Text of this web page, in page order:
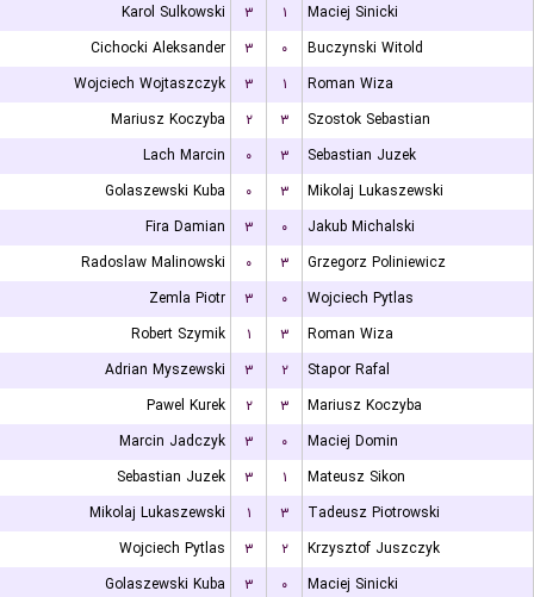
Karol Sulkowski
۳ ۱
Maciej Sinicki
Cichocki Aleksander
۳ ۰
Buczynski Witold
Wojciech Wojtaszczyk
۳ ۱
Roman Wiza
Mariusz Koczyba
۲ ۳
Szostok Sebastian
Lach Marcin
۰ ۳
Sebastian Juzek
Golaszewski Kuba
۰ ۳
Mikolaj Lukaszewski
Fira Damian
۳ ۰
Jakub Michalski
Radoslaw Malinowski
۰ ۳
Grzegorz Poliniewicz
Zemla Piotr
۳ ۰
Wojciech Pytlas
Robert Szymik
۱ ۳
Roman Wiza
Adrian Myszewski
۳ ۲
Stapor Rafal
Pawel Kurek
۲ ۳
Mariusz Koczyba
Marcin Jadczyk
۳ ۰
Maciej Domin
Sebastian Juzek
۳ ۱
Mateusz Sikon
Mikolaj Lukaszewski
۱ ۳
Tadeusz Piotrowski
Wojciech Pytlas
۳ ۲
Krzysztof Juszczyk
Golaszewski Kuba
۳ ۰
Maciej Sinicki